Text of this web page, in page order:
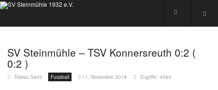
SV Steinmühle – TSV Konnersreuth 0:2 (
0:2 )
Tobias Santl Fussball 11. November 2018 Zugriffe: 4584